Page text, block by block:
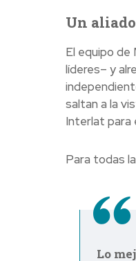
Un
El equipo
líderes– y
saltan a la
Interlat para
Para todas
Lo